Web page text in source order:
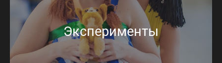
Эксперименты